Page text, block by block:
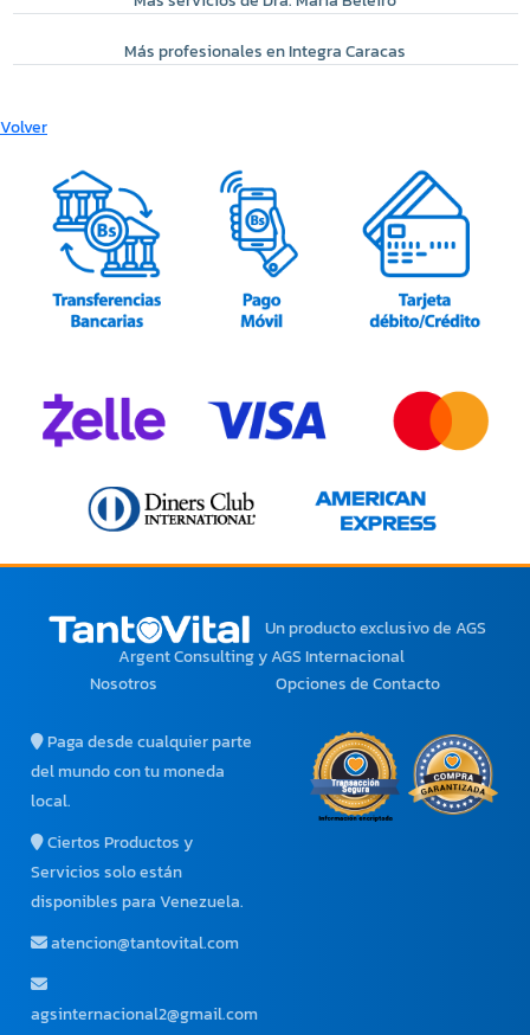
Más profesionales en Integra Caracas
Volver
Un producto exclusivode AGS
Argent Consulting y AGS Internacional
Nosotros
Opciones de Contacto
Paga desde cualquier parte
del mundo con tu moneda
local.
Ciertos Productos y
Servicios solo están
disponibles para Venezuela.
atencion@tantovital.com
agsinternacional2@gmail.com